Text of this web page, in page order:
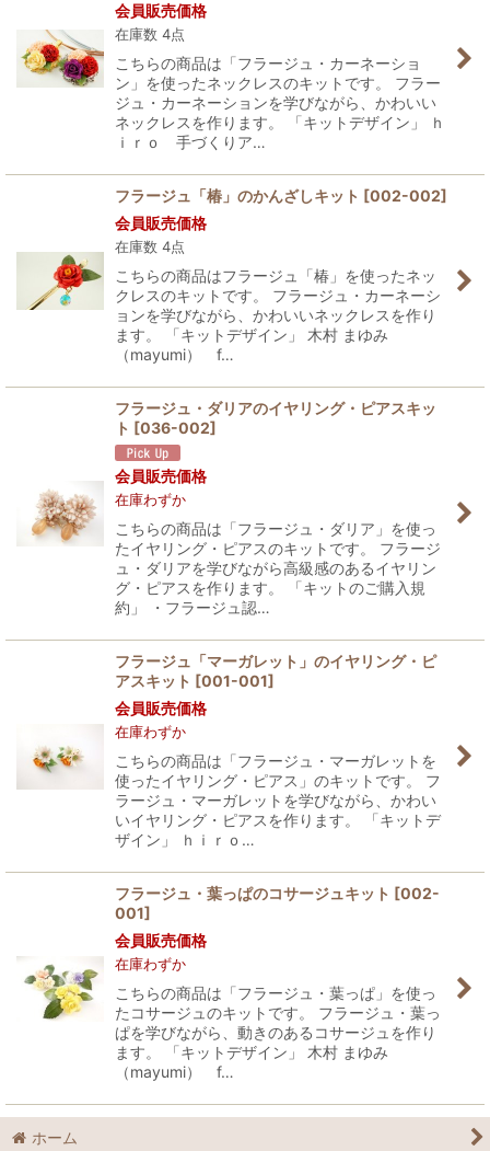
会員販売価格
在庫数 4点
こちらの商品は「フラージュ・カーネーショ
ン」を使ったネックレスのキットです。 フラー
ジュ・カーネーションを学びながら、かわいい
ネックレスを作ります。 「キットデザイン」 ｈ
ｉｒｏ 手づくりア…
フラージュ「椿」のかんざしキット [002-002]
会員販売価格
在庫数 4点
こちらの商品はフラージュ「椿」を使ったネッ
クレスのキットです。 フラージュ・カーネーシ
ョンを学びながら、かわいいネックレスを作り
ます。 「キットデザイン」 木村 まゆみ
（mayumi） f…
フラージュ・ダリアのイヤリング・ピアスキッ
ト [036-002]
会員販売価格
在庫わずか
こちらの商品は「フラージュ・ダリア」を使っ
たイヤリング・ピアスのキットです。 フラージ
ュ・ダリアを学びながら高級感のあるイヤリン
グ・ピアスを作ります。 「キットのご購入規
約」 ・フラージュ認…
フラージュ「マーガレット」のイヤリング・ピ
アスキット [001-001]
会員販売価格
在庫わずか
こちらの商品は「フラージュ・マーガレットを
使ったイヤリング・ピアス」のキットです。 フ
ラージュ・マーガレットを学びながら、かわい
いイヤリング・ピアスを作ります。 「キットデ
ザイン」 ｈｉｒｏ…
フラージュ・葉っぱのコサージュキット [002-
001]
会員販売価格
在庫わずか
こちらの商品は「フラージュ・葉っぱ」を使っ
たコサージュのキットです。 フラージュ・葉っ
ぱを学びながら、動きのあるコサージュを作り
ます。 「キットデザイン」 木村 まゆみ
（mayumi） f…
ホーム